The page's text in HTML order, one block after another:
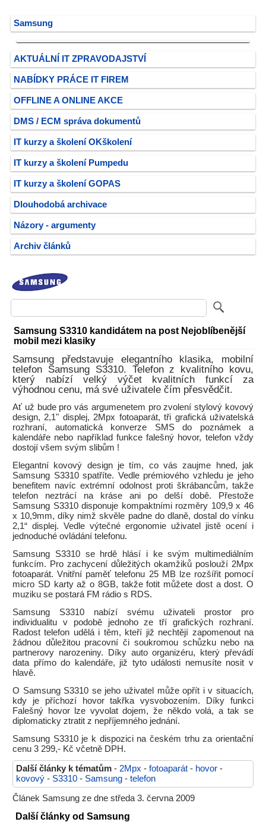
Samsung
AKTUÁLNÍ IT ZPRAVODAJSTVÍ
NABÍDKY PRÁCE IT FIREM
OFFLINE A ONLINE AKCE
DMS / ECM správa dokumentů
IT kurzy a školení OKškolení
IT kurzy a školení Pumpedu
IT kurzy a školení GOPAS
Dlouhodobá archivace
Názory - argumenty
Archiv článků
Samsung S3310 kandidátem na post Nejoblíbenější
mobil mezi klasiky
Samsung představuje elegantního klasika, mobilní
telefon Samsung S3310. Telefon z kvalitního kovu,
který nabízí velký výčet kvalitních funkcí za
výhodnou cenu, má své uživatele čím přesvědčit.
Ať už bude pro vás argumenetem pro zvolení stylový kovový
design, 2,1" displej, 2Mpx fotoaparát, tři grafická uživatelská
rozhraní, automatická konverze SMS do poznámek a
kalendáře nebo například funkce falešný hovor, telefon vždy
dostojí všem svým slibům !
Elegantní kovový design je tím, co vás zaujme hned, jak
Samsung S3310 spatříte. Vedle prémiového vzhledu je jeho
benefitem navíc extrémní odolnost proti škrábancům, takže
telefon neztrácí na kráse ani po delší době. Přestože
Samsung S3310 disponuje kompaktními rozměry 109,9 x 46
x 10,9mm, díky nimž skvěle padne do dlaně, dostal do vínku
2,1“ displej. Vedle výtečné ergonomie uživatel jistě ocení i
jednoduché ovládání telefonu.
Samsung S3310 se hrdě hlásí i ke svým multimediálním
funkcím. Pro zachycení důležitých okamžiků poslouží 2Mpx
fotoaparát. Vnitřní paměť telefonu 25 MB lze rozšířit pomocí
micro SD karty až o 8GB, takže fotit můžete dost a dost. O
muziku se postará FM rádio s RDS.
Samsung S3310 nabízí svému uživateli prostor pro
individualitu v podobě jednoho ze tří grafických rozhraní.
Radost telefon udělá i těm, kteří již nechtějí zapomenout na
žádnou důležitou pracovní či soukromou schůzku nebo na
partnerovy narozeniny. Díky auto organizéru, který převádí
data přímo do kalendáře, již tyto události nemusíte nosit v
hlavě.
O Samsung S3310 se jeho uživatel může opřít i v situacích,
kdy je příchozí hovor takřka vysvobozením. Díky funkci
Falešný hovor lze vyvolat dojem, že někdo volá, a tak se
diplomaticky ztratit z nepříjemného jednání.
Samsung S3310 je k dispozici na českém trhu za orientační
cenu 3 299,- Kč včetně DPH.
Další články k tématům - 2Mpx - fotoaparát - hovor -
kovový - S3310 - Samsung - telefon
Článek Samsung ze dne středa 3. června 2009
Další články od Samsung